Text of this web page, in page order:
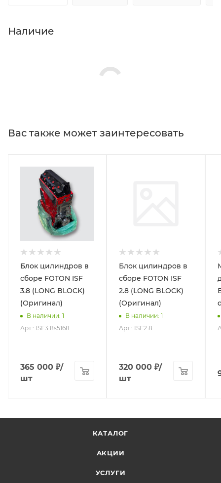
Наличие
Вас также может заинтересовать
Блок цилиндров в
сборе FOTON ISF
3.8 (LONG BLOCK)
(Оригинал)
В наличии: 1
Арт.: ISF3.8s5168
365 000 ₽/
шт
Блок цилиндров в
сборе FOTON ISF
2.8 (LONG BLOCK)
(Оригинал)
В наличии: 1
Арт.: ISF2.8
320 000 ₽/
шт
КАТАЛОГ
АКЦИИ
УСЛУГИ